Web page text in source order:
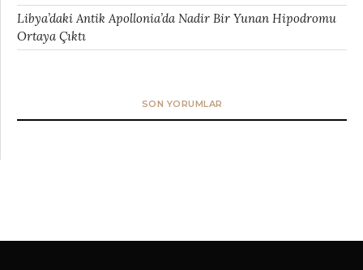
Libya’daki Antik Apollonia’da Nadir Bir Yunan Hipodromu
Ortaya Çıktı
SON YORUMLAR